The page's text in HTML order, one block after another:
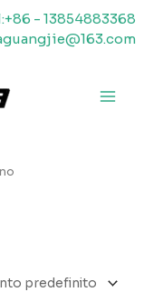
- 13854883368